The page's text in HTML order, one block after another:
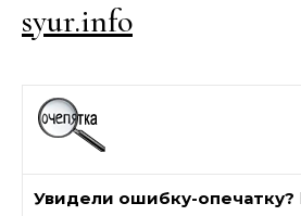
syur.info
Увидели ошибку-опечатку?